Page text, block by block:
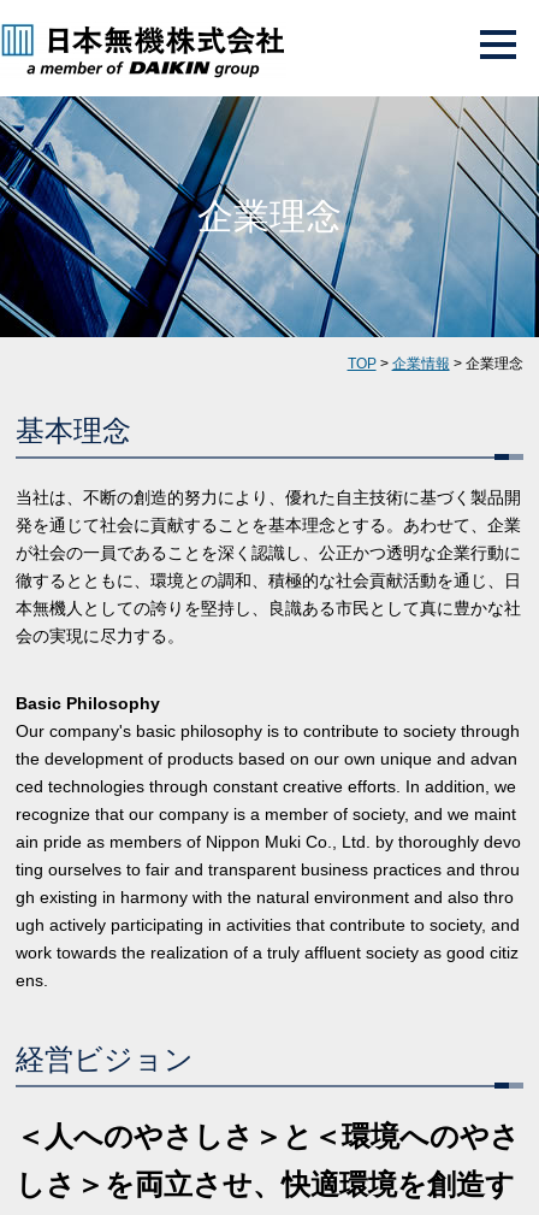
企業理念
TOP> 企業情報 > 企業理念
基本理念
当社は、不断の創造的努力により、優れた自主技術に基づく製品開
発を通じて社会に貢献することを基本理念とする。あわせて、企業
が社会の一員であることを深く認識し、公正かつ透明な企業行動に
徹するとともに、環境との調和、積極的な社会貢献活動を通じ、日
本無機人としての誇りを堅持し、良識ある市民として真に豊かな社
会の実現に尽力する。
Basic Philosophy
Our company's basic philosophy is to contribute to society through
the development of products based on our own unique and advan
ced technologies through constant creative efforts. In addition, we
recognize that our company is a member of society, and we maint
ain pride as members of Nippon Muki Co., Ltd. by thoroughly devo
ting ourselves to fair and transparent business practices and throu
gh existing in harmony with the natural environment and also thro
ugh actively participating in activities that contribute to society, and
work towards the realization of a truly affluent society as good citiz
ens.
経営ビジョン
＜人へのやさしさ＞と＜環境へのやさ
しさ＞を両立させ、快適環境を創造す